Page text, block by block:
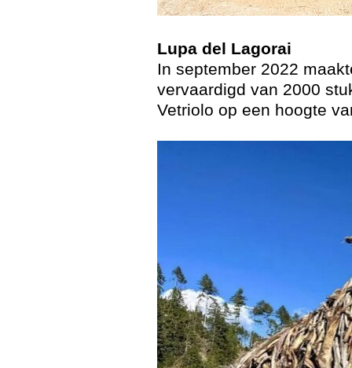
Lupa del Lagorai
In september 2022
vervaardigd van 2000
Vetriolo op een hoogte